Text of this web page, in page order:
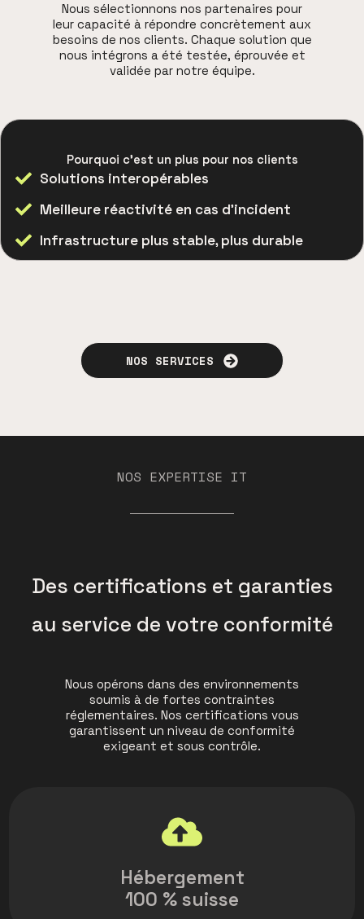
Nous sélectionnons nos partenaires pour
leur capacité à répondre concrètement aux
besoins de nos clients. Chaque solution que
nous intégrons a été testée, éprouvée et
validée par notre équipe.
Pourquoi c’est un plus pour nos clients
Solutions interopérables
Meilleure réactivité en cas d’incident
Infrastructure plus stable, plus durable
NOS SERVICES
NOS EXPERTISE IT
Des certifications et garanties
au service de votre conformité
Nous opérons dans des environnements
soumis à de fortes contraintes
réglementaires. Nos certifications vous
garantissent un niveau de conformité
exigeant et sous contrôle.
Hébergement
100 % suisse